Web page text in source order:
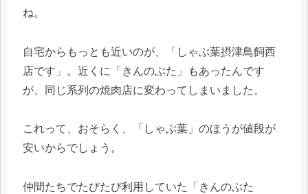
ね。
自宅からもっとも近いのが、「しゃぶ葉摂津鳥飼西
店です」。近くに「きんのぶた」もあったんです
が、同じ系列の焼肉店に変わってしまいました。
これって、おそらく、「しゃぶ葉」のほうが値段が
安いからでしょう。
仲間たちでたびたび利用していた「きんのぶた